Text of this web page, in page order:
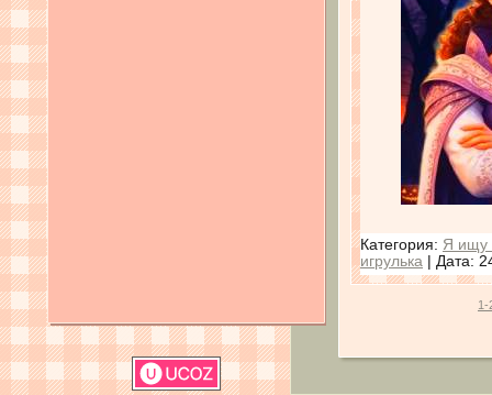
Категория: Я ищу
игрулька | Дата:
1-